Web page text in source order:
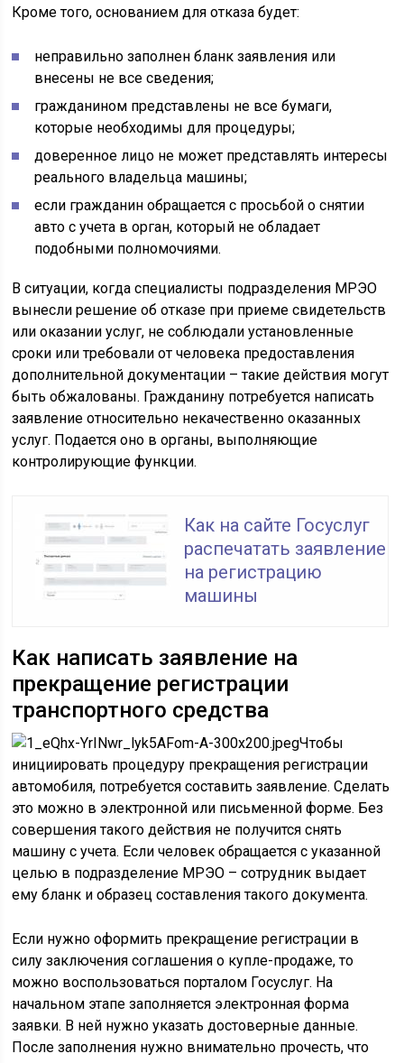
Кроме того, основанием для отказа будет:
неправильно заполнен бланк заявления или
внесены не все сведения;
гражданином представлены не все бумаги,
которые необходимы для процедуры;
доверенное лицо не может представлять интересы
реального владельца машины;
если гражданин обращается с просьбой о снятии
авто с учета в орган, который не обладает
подобными полномочиями.
В ситуации, когда специалисты подразделения МРЭО
вынесли решение об отказе при приеме свидетельств
или оказании услуг, не соблюдали установленные
сроки или требовали от человека предоставления
дополнительной документации – такие действия могут
быть обжалованы. Гражданину потребуется написать
заявление относительно некачественно оказанных
услуг. Подается оно в органы, выполняющие
контролирующие функции.
Как на сайте Госуслуг
распечатать заявление
на регистрацию
машины
Как написать заявление на
прекращение регистрации
транспортного средства
Чтобы
инициировать процедуру прекращения регистрации
автомобиля, потребуется составить заявление. Сделать
это можно в электронной или письменной форме. Без
совершения такого действия не получится снять
машину с учета. Если человек обращается с указанной
целью в подразделение МРЭО – сотрудник выдает
ему бланк и образец составления такого документа.
Если нужно оформить прекращение регистрации в
силу заключения соглашения о купле-продаже, то
можно воспользоваться порталом Госуслуг. На
начальном этапе заполняется электронная форма
заявки. В ней нужно указать достоверные данные.
После заполнения нужно внимательно прочесть, что